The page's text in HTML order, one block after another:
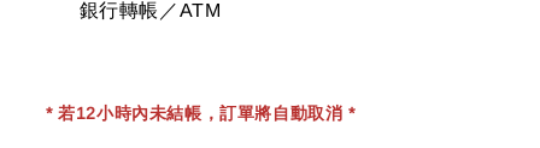
銀行轉帳／ATM
* 若12小時內未結帳，訂單將自動取消 *